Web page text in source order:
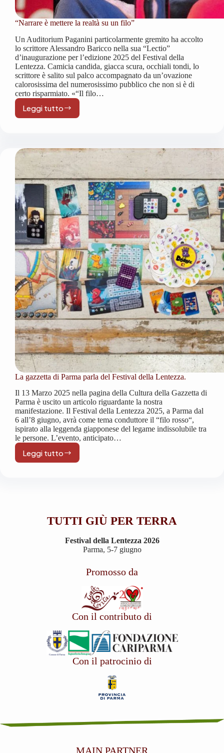
“Narrare è mettere la realtà su un filo”
Un Auditorium Paganini particolarmente gremito ha accolto
lo scrittore Alessandro Baricco nella sua “Lectio”
d’inaugurazione per l’edizione 2025 del Festival della
Lentezza. Camicia candida, giacca scura, occhiali tondi, lo
scrittore è salito sul palco accompagnato da un’ovazione
calorosissima del numerosissimo pubblico che non si è di
certo risparmiato. «“Il filo…
Leggi tutto
“Narrare
è
realtà
un
filo”
La gazzetta di Parma parla del Festival della Lentezza.
Il 13 Marzo 2025 nella pagina della Cultura della Gazzetta di
Parma è uscito un articolo riguardante la nostra
manifestazione. Il Festival della Lentezza 2025, a Parma dal
6 all’8 giugno, avrà come tema conduttore il “filo rosso“,
ispirato alla leggenda giapponese del legame indissolubile tra
le persone. L’evento, anticipato…
Leggi tutto
La
della
TUTTI GIÙ PER TERRA
Festival della Lentezza 2026
Parma, 5-7 giugno
Promosso da
Con il contributo di
Con il patrocinio di
MAIN PARTNER